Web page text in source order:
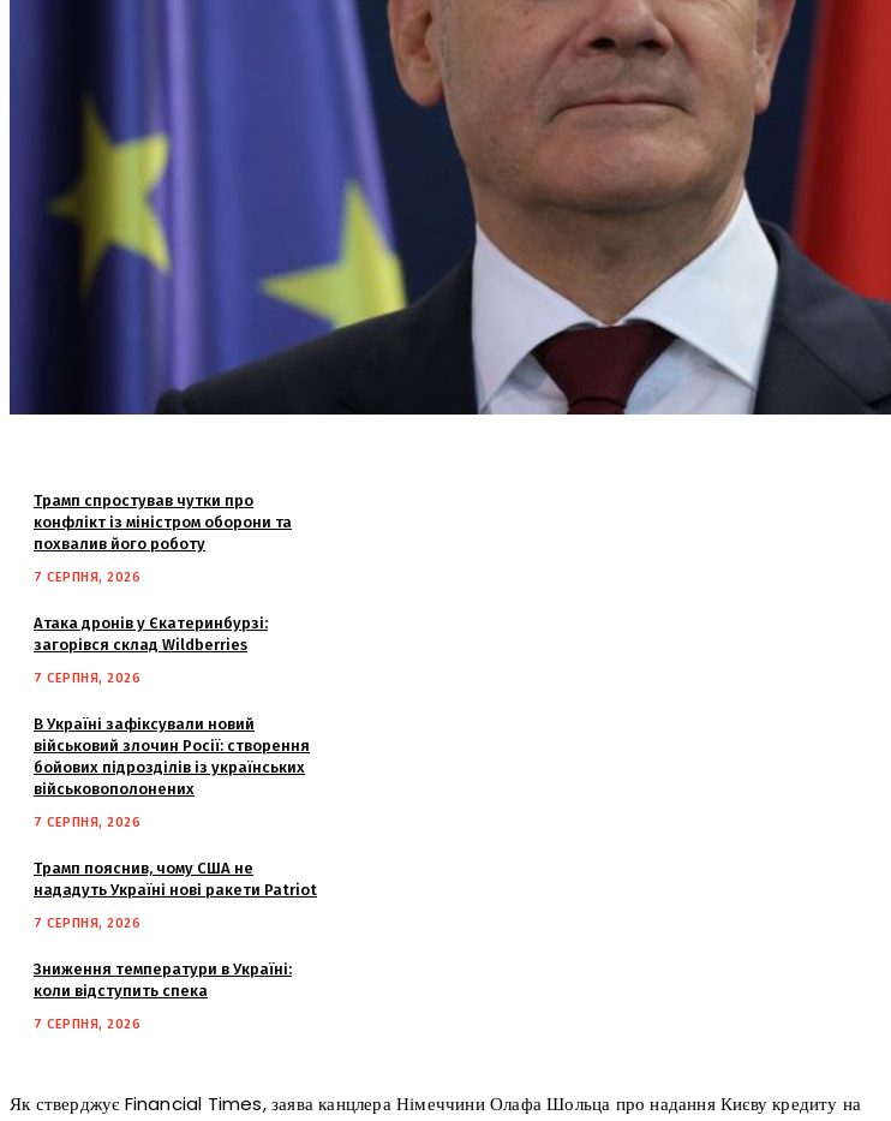
Трамп спростував чутки про
конфлікт із міністром оборони та
похвалив його роботу
7 СЕРПНЯ, 2026
Атака дронів у Єкатеринбурзі:
загорівся склад Wildberries
7 СЕРПНЯ, 2026
В Україні зафіксували новий
військовий злочин Росії: створення
бойових підрозділів із українських
військовополонених
7 СЕРПНЯ, 2026
Трамп пояснив, чому США не
нададуть Україні нові ракети Patriot
7 СЕРПНЯ, 2026
Зниження температури в Україні:
коли відступить спека
7 СЕРПНЯ, 2026
Як стверджує Financial Times, заява канцлера Німеччини Олафа Шольца про надання Києву кредиту на